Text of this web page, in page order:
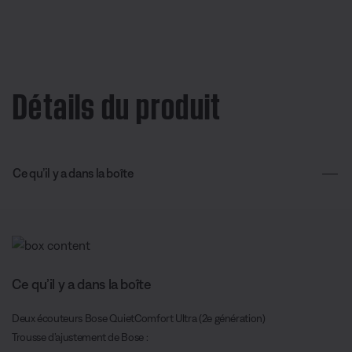
Détails du produit
Ce qu’il y a dans la boîte
Ce qu’il y a dans la boîte
Deux écouteurs Bose QuietComfort Ultra (2e génération)
Trousse d’ajustement de Bose :